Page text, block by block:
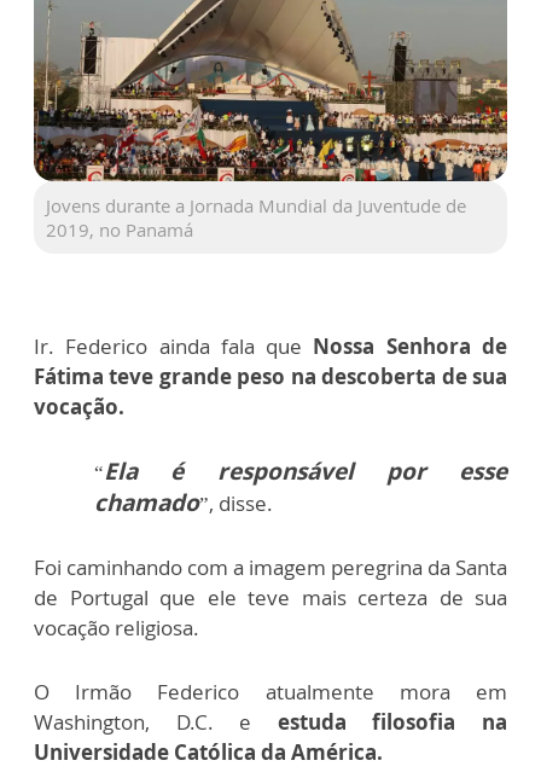
Jovens durante a Jornada Mundial da Juventude de
2019, no Panamá
Ir. Federico ainda fala que Nossa Senhora de
Fátima teve grande peso na descoberta de sua
vocação.
“Ela é responsável por esse
chamado”, disse.
Foi caminhando com a imagem peregrina da Santa
de Portugal que ele teve mais certeza de sua
vocação religiosa.
O Irmão Federico atualmente mora em
Washington, D.C. e estuda filosofia na
Universidade Católica da América.